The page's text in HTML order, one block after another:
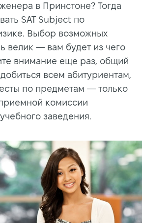
в Принстоне? Тогда
SAT Subject по
Выбор возможных
велик — вам будет из чего
внимание еще раз, общий
всем абитуриентам,
по предметам — только
комиссии
заведения.